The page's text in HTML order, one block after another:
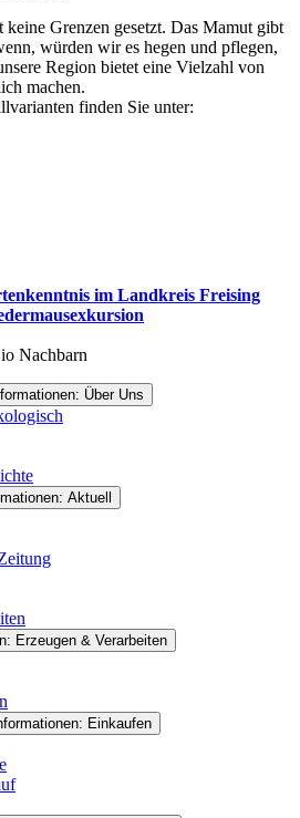
Grenzen gesetzt. Das Mamut gibt
würden wir es hegen und pflegen,
Region bietet eine Vielzahl von
machen.
finden Sie unter:
im Landkreis Freising
Über Uns
Aktuell
Erzeugen & Verarbeiten
Einkaufen